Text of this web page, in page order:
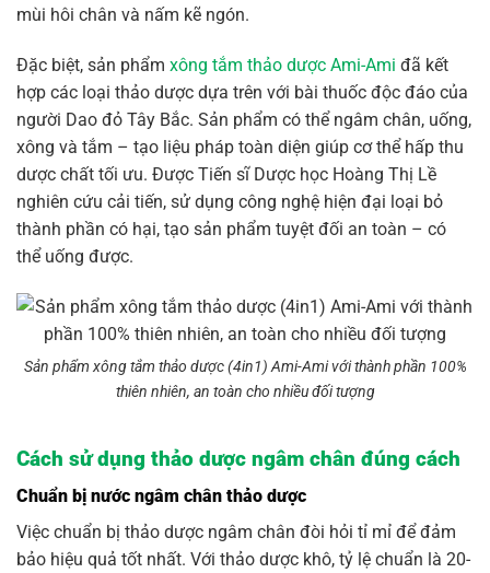
mùi hôi chân và nấm kẽ ngón.
Đặc biệt, sản phẩm xông tắm thảo dược Ami-Ami đã kết
hợp các loại thảo dược dựa trên với bài thuốc độc đáo của
người Dao đỏ Tây Bắc. Sản phẩm có thể ngâm chân, uống,
xông và tắm – tạo liệu pháp toàn diện giúp cơ thể hấp thu
dược chất tối ưu. Được Tiến sĩ Dược học Hoàng Thị Lề
nghiên cứu cải tiến, sử dụng công nghệ hiện đại loại bỏ
thành phần có hại, tạo sản phẩm tuyệt đối an toàn – có
thể uống được.
Sản phẩm xông tắm thảo dược (4in1) Ami-Ami với thành phần 100%
thiên nhiên, an toàn cho nhiều đối tượng
Cách sử dụng thảo dược ngâm chân đúng cách
Chuẩn bị nước ngâm chân thảo dược
Việc chuẩn bị thảo dược ngâm chân đòi hỏi tỉ mỉ để đảm
bảo hiệu quả tốt nhất. Với thảo dược khô, tỷ lệ chuẩn là 20-